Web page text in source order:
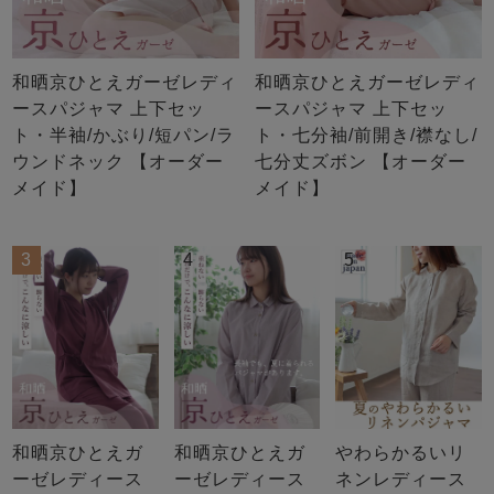
和晒京ひとえガーゼレディ
ースパジャマ 上下セッ
ト・半袖/かぶり/短パン/ラ
ウンドネック 【オーダー
メイド】
和晒京ひとえガーゼレディ
ースパジャマ 上下セッ
ト・七分袖/前開き/襟なし/
七分丈ズボン 【オーダー
メイド】
3
和晒京ひとえガ
ーゼレディース
4
和晒京ひとえガ
ーゼレディース
5
やわらかるいリ
ネンレディース